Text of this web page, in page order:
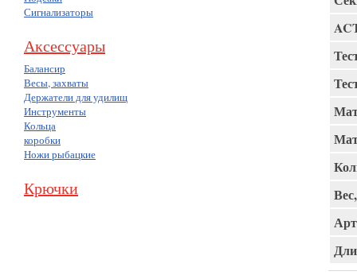
Сигнализаторы
Аксессуары
Балансир
Весы, захваты
Держатели для удилищ
Инструменты
Кольца
коробки
Ножи рыбацкие
Крючки